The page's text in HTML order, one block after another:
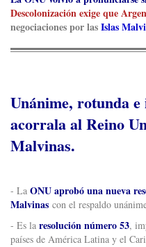
Descolonización exige que
negociaciones por lasIslas
Unánime, rotunda
acorrala al Reino
Malvinas.
- La ONU aprobó una nueva
Malvinas con el respaldo
- Es la resolución número 53,
países de América Latina y el